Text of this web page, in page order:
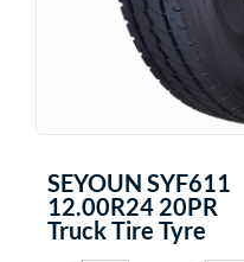
SEYOUN SYF611
12.00R24 20PR
Truck Tire Tyre